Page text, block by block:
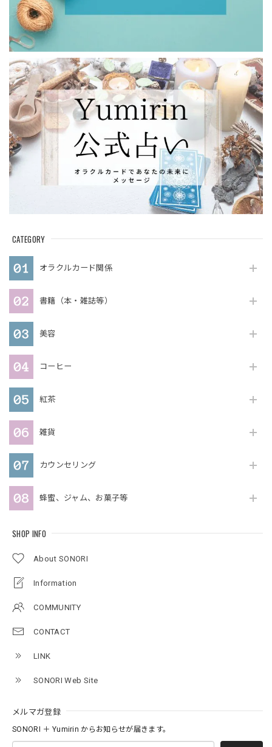
CATEGORY
オラクルカード関係
書籍（本・雑誌等）
美容
コーヒー
紅茶
雑貨
カウンセリング
蜂蜜、ジャム、お菓子等
SHOP INFO
About SONORI
Information
COMMUNITY
CONTACT
LINK
SONORI Web Site
メルマガ登録
SONORI ＋ Yumirin からお知らせが届きます。